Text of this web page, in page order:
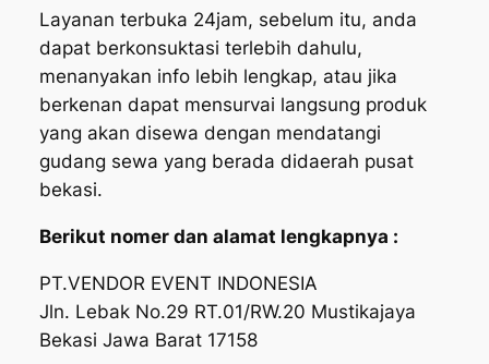
Layanan terbuka 24jam, sebelum itu, anda
dapat berkonsuktasi terlebih dahulu,
menanyakan info lebih lengkap, atau jika
berkenan dapat mensurvai langsung produk
yang akan disewa dengan mendatangi
gudang sewa yang berada didaerah pusat
bekasi.
Berikut nomer dan alamat lengkapnya :
PT.VENDOR EVENT INDONESIA
Jln. Lebak No.29 RT.01/RW.20 Mustikajaya
Bekasi Jawa Barat 17158